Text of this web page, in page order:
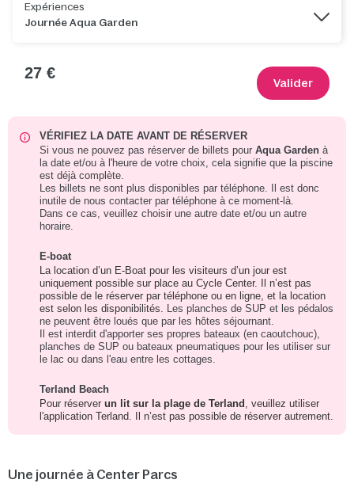
Expériences
Journée Aqua Garden
27 €
Valider
VÉRIFIEZ LA DATE AVANT DE RÉSERVER
Si vous ne pouvez pas réserver de billets pour Aqua Garden à
la date et/ou à l'heure de votre choix, cela signifie que la piscine
est déjà complète.
Les billets ne sont plus disponibles par téléphone. Il est donc
inutile de nous contacter par téléphone à ce moment-là.
Dans ce cas, veuillez choisir une autre date et/ou un autre
horaire.
E-boat
La location d’un E-Boat pour les visiteurs d’un jour est
uniquement possible sur place au Cycle Center. Il n’est pas
possible de le réserver par téléphone ou en ligne, et la location
est selon les disponibilités. Les planches de SUP et les pédalos
ne peuvent être loués que par les hôtes séjournant.
Il est interdit d'apporter ses propres bateaux (en caoutchouc),
planches de SUP ou bateaux pneumatiques pour les utiliser sur
le lac ou dans l'eau entre les cottages.
Terland Beach
Pour réserver un lit sur la plage de Terland , veuillez utiliser
l'application Terland. Il n’est pas possible de réserver autrement.
Une journée à Center Parcs